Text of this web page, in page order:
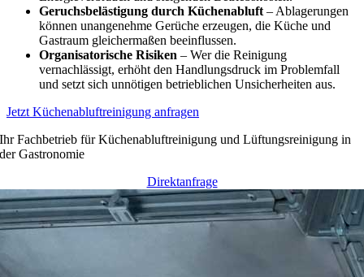
Geruchsbelästigung durch Küchenabluft – Ablagerungen
können unangenehme Gerüche erzeugen, die Küche und
Gastraum gleichermaßen beeinflussen.
Organisatorische Risiken – Wer die Reinigung
vernachlässigt, erhöht den Handlungsdruck im Problemfall
und setzt sich unnötigen betrieblichen Unsicherheiten aus.
Jetzt Küchenabluftreinigung anfragen
Ihr Fachbetrieb für Küchenabluftreinigung und Lüftungsreinigung in
der Gastronomie
Direktanfrage